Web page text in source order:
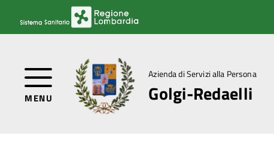
MENU
Azienda di Servizi alla Persona
Golgi-Redaelli